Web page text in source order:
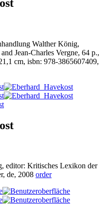
Walther König,
Jean-Charles Vergne, 64 p.,
,1 cm, isbn: 978-3865607409,
editor: Kritisches Lexikon der
de, 2008 order